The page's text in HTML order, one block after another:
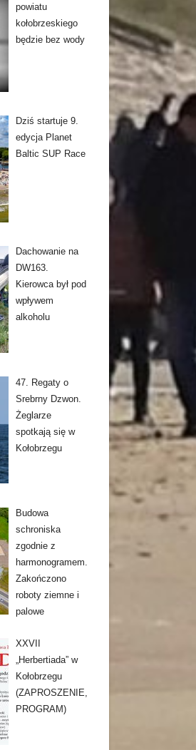
powiatu
kołobrzeskiego
będzie bez wody
Dziś startuje 9.
edycja Planet
Baltic SUP Race
Dachowanie na
DW163.
Kierowca był pod
wpływem
alkoholu
47. Regaty o
Srebrny Dzwon.
Żeglarze
spotkają się w
Kołobrzegu
Budowa
schroniska
zgodnie z
harmonogramem.
Zakończono
roboty ziemne i
palowe
XXVII
„Herbertiada” w
Kołobrzegu
(ZAPROSZENIE,
PROGRAM)